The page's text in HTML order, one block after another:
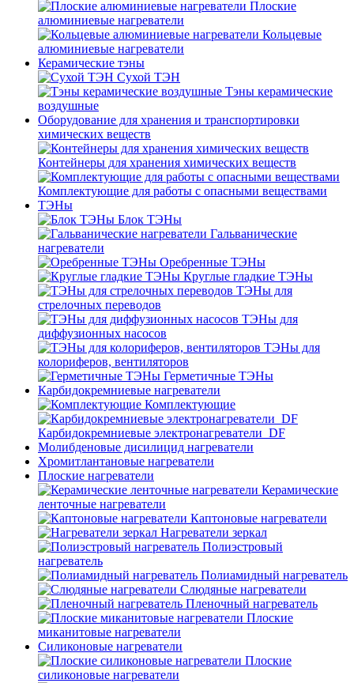
Плоские
алюминиевые нагреватели
Кольцевые
алюминиевые нагреватели
Керамические тэны
Сухой ТЭН
Тэны керамические
воздушные
Оборудование для хранения и транспортировки
химических веществ
Контейнеры для хранения химических веществ
Комплектующие для работы с опасными веществами
ТЭНы
Блок ТЭНы
Гальванические
нагреватели
Оребренные ТЭНы
Круглые гладкие ТЭНы
ТЭНы для
стрелочных переводов
ТЭНы для
диффузионных насосов
ТЭНы для
колориферов, вентиляторов
Герметичные ТЭНы
Карбидокремниевые нагреватели
Комплектующие
Карбидокремниевые электронагреватели_DF
Молибденовые дисилицид нагреватели
Хромитлантановые нагреватели
Плоские нагреватели
Керамические
ленточные нагреватели
Каптоновые нагреватели
Нагреватели зеркал
Полиэстровый
нагреватель
Полиамидный нагреватель
Слюдяные нагреватели
Пленочный нагреватель
Плоские
миканитовые нагреватели
Силиконовые нагреватели
Плоские
силиконовые нагреватели